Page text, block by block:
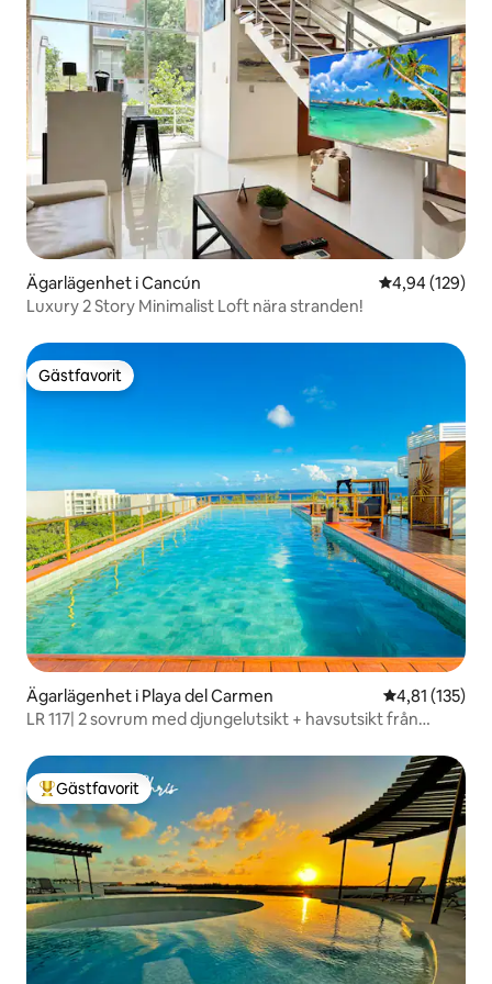
Ägarlägenhet i Cancún 4,94 av 5 i
4,94 (129)
Luxury 2 Story Minimalist Loft nära stranden!
Gästfavorit
Gästfavorit
Ägarlägenhet i Playa del Carmen 4,81 av 5 i
4,81 (135)
LR 117| 2 sovrum med djungelutsikt + havsutsikt från
Populär gästfavorit
Gästfavorit